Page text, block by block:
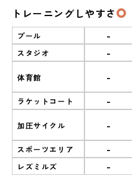
トレーニングしやすさ
プール -
スタジオ -
体育館 -
ラケットコート -
加圧サイクル -
スポーツエリア -
レズミルズ -